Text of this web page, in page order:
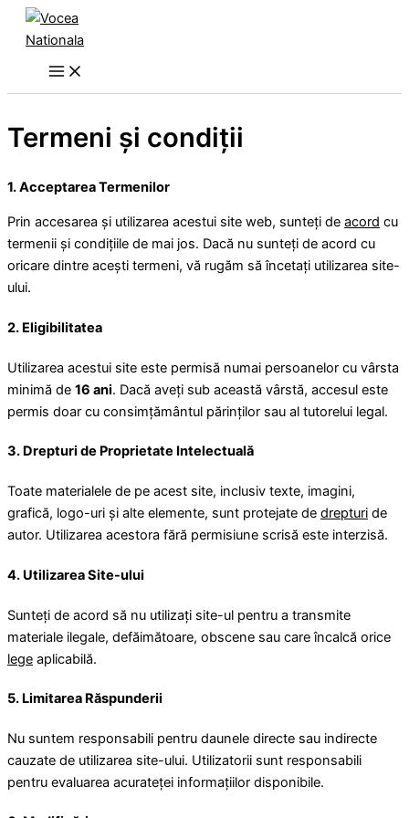
Skip
Termeni și condiții
1. Acceptarea Termenilor
Prin accesarea și utilizarea acestui site web, sunteți de acord cu
termenii și condițiile de mai jos. Dacă nu sunteți de acord cu
oricare dintre acești termeni, vă rugăm să încetați utilizarea site-
ului.
2. Eligibilitatea
Utilizarea acestui site este permisă numai persoanelor cu vârsta
minimă de 16 ani. Dacă aveți sub această vârstă, accesul este
permis doar cu consimțământul părinților sau al tutorelui legal.
3. Drepturi de Proprietate Intelectuală
Toate materialele de pe acest site, inclusiv texte, imagini,
grafică, logo-uri și alte elemente, sunt protejate de drepturi de
autor. Utilizarea acestora fără permisiune scrisă este interzisă.
4. Utilizarea Site-ului
Sunteți de acord să nu utilizați site-ul pentru a transmite
materiale ilegale, defăimătoare, obscene sau care încalcă orice
lege aplicabilă.
5. Limitarea Răspunderii
Nu suntem responsabili pentru daunele directe sau indirecte
cauzate de utilizarea site-ului. Utilizatorii sunt responsabili
pentru evaluarea acurateței informațiilor disponibile.